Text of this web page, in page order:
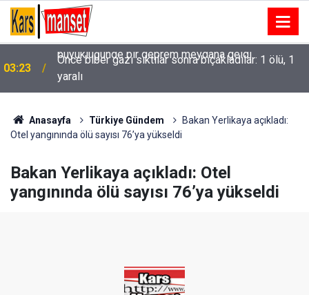
03:23
Önce biber gazı sıktılar sonra bıçakladılar: 1 ölü, 1
yaralı
Anasayfa Türkiye Gündem
Bakan Yerlikaya açıkladı:
Otel yangınında ölü sayısı 76’ya yükseldi
Bakan Yerlikaya açıkladı: Otel
yangınında ölü sayısı 76’ya yükseldi